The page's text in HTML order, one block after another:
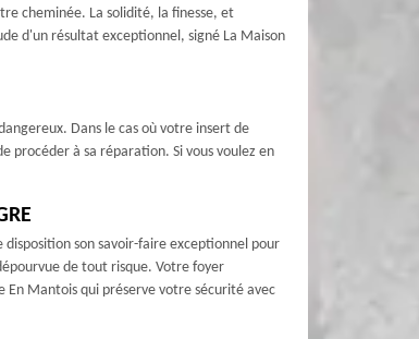
cheminée. La solidité, la finesse, et
d'un résultat exceptionnel, signé La Maison
Dans le cas où votre insert de
procéder à sa réparation. Si vous voulez en
son savoir-faire exceptionnel pour
de tout risque. Votre foyer
En Mantois qui préserve votre sécurité avec